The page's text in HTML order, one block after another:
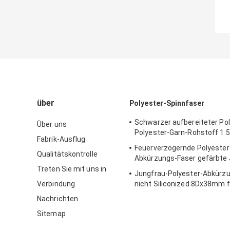
über
Über uns
Fabrik-Ausflug
Qualitätskontrolle
Treten Sie mit uns in
Verbindung
Nachrichten
Sitemap
Polyester-Spinnfaser
Schwarzer aufbereiteter
Polyester-Garn-Rohstoff
Feuerverzögernde
Abkürzungs-Faser gefärbte
Jungfrau-Polyester-
nicht Siliconized 8Dx38mm